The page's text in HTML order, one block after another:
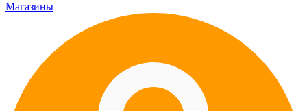
Магазины